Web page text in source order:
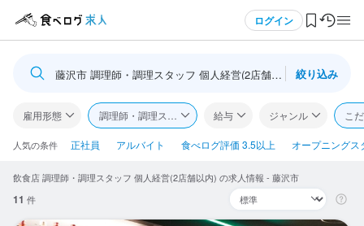
ログイン
ログイン・無料会員登録
食べログ求人TOP
求人検索
藤沢市 調理師・調理スタッフ 個人経営(2店舗以内) 絞り込み
雇用形態 調理師・調理スタッフ 給与 ジャンル こ
人気の条件 正社員 アルバイト 食べログ評価 3.5以上 オープニングス
飲食店 調理師・調理スタッフ 個人経営(2店舗以内) の求人情報 - 藤沢市
11 件